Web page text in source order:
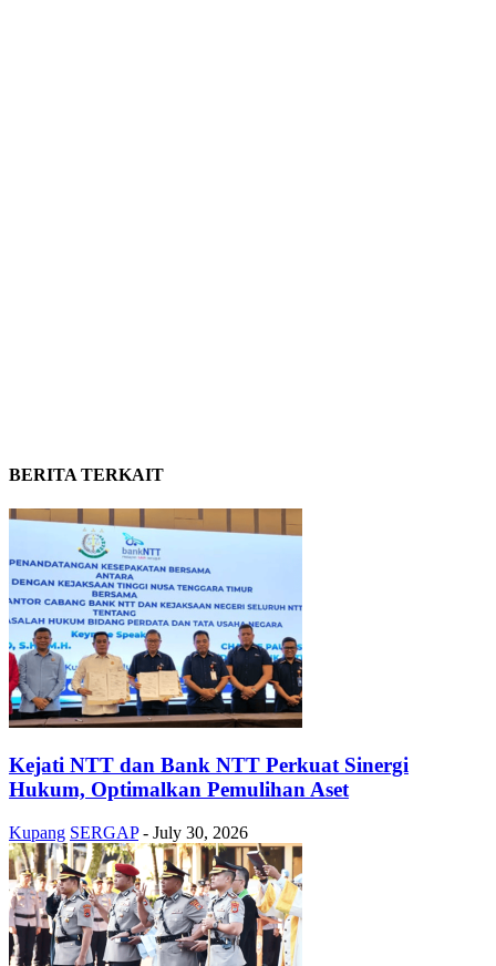
BERITA TERKAIT
Kejati NTT dan Bank NTT Perkuat Sinergi
Hukum, Optimalkan Pemulihan Aset
Kupang SERGAP - July 30, 2026